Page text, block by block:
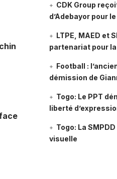
CDK Group
d’Adebayor pour
LTPE, MAED et
partenariat pour
Football :
démission de
Togo: Le PPT
liberté
Togo: La
visuelle